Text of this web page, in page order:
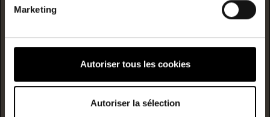
Marketing
Autoriser tous les cookies
Autoriser la sélection
(énergie
primaire)
émission
32 D
E